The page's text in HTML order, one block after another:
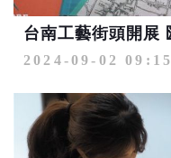
2024-09-02 09:15